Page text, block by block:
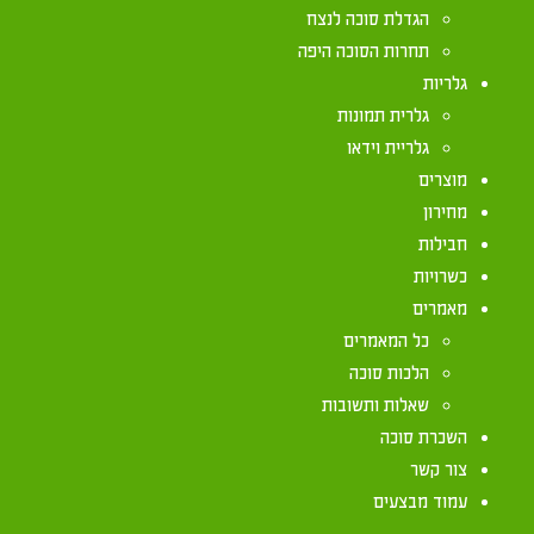
הגדלת סוכה לנצח
תחרות הסוכה היפה
גלריות
גלרית תמונות
גלריית וידאו
מוצרים
מחירון
חבילות
כשרויות
מאמרים
כל המאמרים
הלכות סוכה
שאלות ותשובות
השכרת סוכה
צור קשר
עמוד מבצעים